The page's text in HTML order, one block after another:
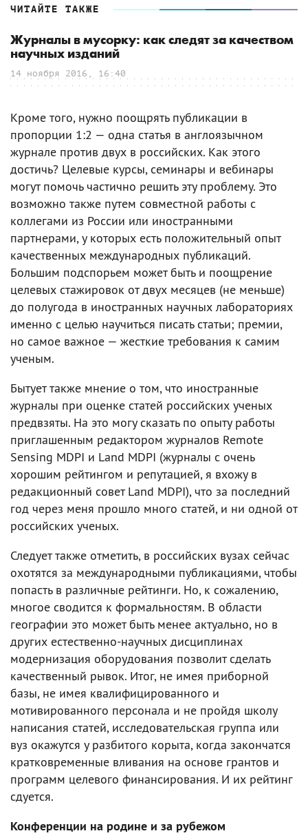
ЧИТАЙТЕ ТАКЖЕ
Журналы в мусорку: как следят за качеством
научных изданий
14 ноября 2016, 16:40
Кроме того, нужно поощрять публикации в
пропорции 1:2 — одна статья в англоязычном
журнале против двух в российских. Как этого
достичь? Целевые курсы, семинары и вебинары
могут помочь частично решить эту проблему. Это
возможно также путем совместной работы с
коллегами из России или иностранными
партнерами, у которых есть положительный опыт
качественных международных публикаций.
Большим подспорьем может быть и поощрение
целевых стажировок от двух месяцев (не меньше)
до полугода в иностранных научных лабораториях
именно с целью научиться писать статьи; премии,
но самое важное — жесткие требования к самим
ученым.
Бытует также мнение о том, что иностранные
журналы при оценке статей российских ученых
предвзяты. На это могу сказать по опыту работы
приглашенным редактором журналов Remote
Sensing MDPI и Land MDPI (журналы с очень
хорошим рейтингом и репутацией, я вхожу в
редакционный совет Land MDPI), что за последний
год через меня прошло много статей, и ни одной от
российских ученых.
Следует также отметить, в российских вузах сейчас
охотятся за международными публикациями, чтобы
попасть в различные рейтинги. Но, к сожалению,
многое сводится к формальностям. В области
географии это может быть менее актуально, но в
других естественно-научных дисциплинах
модернизация оборудования позволит сделать
качественный рывок. Итог, не имея приборной
базы, не имея квалифицированного и
мотивированного персонала и не пройдя школу
написания статей, исследовательская группа или
вуз окажутся у разбитого корыта, когда закончатся
кратковременные вливания на основе грантов и
программ целевого финансирования. И их рейтинг
сдуется.
Конференции на родине и за рубежом